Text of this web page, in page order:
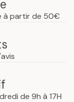
à partir de 50€
de 9h à 17H